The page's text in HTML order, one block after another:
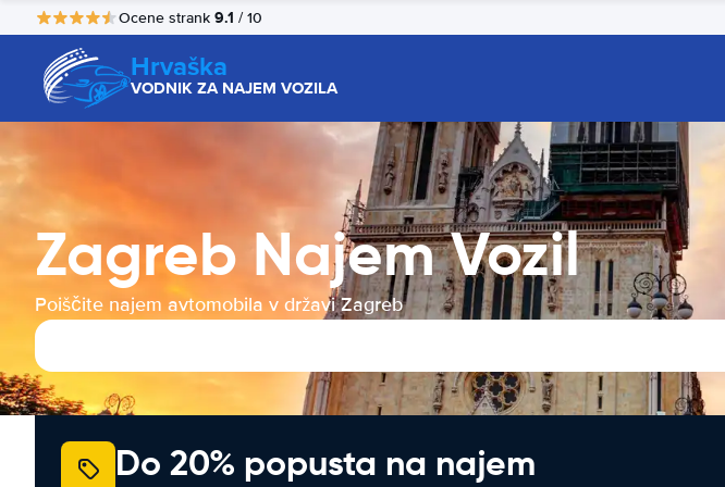
Ocene strank 9.1 / 10
Hrvaška
VODNIK ZA NAJEM VOZILA
Zagreb Najem Vozil
Poiščite najem avtomobila v državi Zagreb
Do 20% popusta na najem